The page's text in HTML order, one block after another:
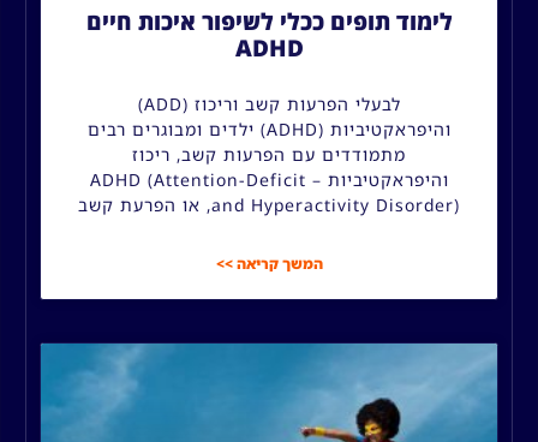
לימוד תופים ככלי לשיפור איכות חיים
ADHD
לבעלי הפרעות קשב וריכוז (ADD)
והיפראקטיביות (ADHD) ילדים ומבוגרים רבים
מתמודדים עם הפרעות קשב, ריכוז
והיפראקטיביות – ADHD (Attention-Deficit
and Hyperactivity Disorder), או הפרעת קשב
המשך קריאה >>